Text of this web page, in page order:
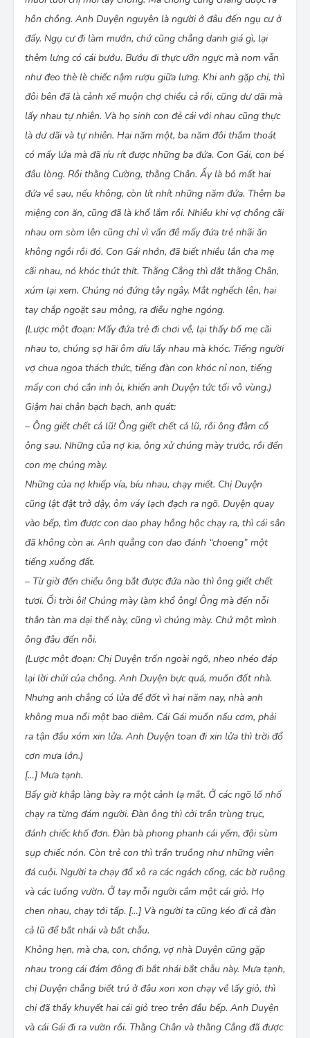
Ông mà đến nỗi thân tàn ma dại thế này, cũng vì
chúng mày. Chứ một mình ông đâu đến nỗi.
(Lược một đoạn: Chị Duyện trốn ngoài ngõ, nheo
nhéo đáp lại lời chửi của chồng. Anh Duyện bực
quá, muốn đốt nhà. Nhưng anh chẳng có lửa để
đốt vì hai năm nay, nhà anh không mua nổi một
bao diêm. Cái Gái muốn nấu cơm, phải ra tận
đầu xóm xin lửa. Anh Duyện toan đi xin lửa thì
trời đổ cơn mưa lớn.)
[…] Mưa tạnh.
Bấy giờ khắp làng bày ra một cảnh lạ mắt. Ở các
ngõ lố nhố chạy ra từng đám người. Ðàn ông thì
cởi trần trùng trục, đánh chiếc khố đơn. Ðàn bà
phong phanh cái yếm, đội sùm sụp chiếc nón.
Còn trẻ con thì trần truồng như những viên đá
cuội. Người ta chạy đổ xô ra các ngách cống, các
bờ ruộng và các luống vườn. Ở tay mỗi người
cầm một cái giỏ. Họ chen nhau, chạy tới tấp. […]
Và người ta cũng kéo đi cả đàn cả lũ để bắt nhái
và bắt chẫu.
Không hẹn, mà cha, con, chồng, vợ nhà Duyện
cũng gặp nhau trong cái đám đông đi bắt nhái
bắt chẫu này. Mưa tạnh, chị Duyện chẳng biết trú
ở đâu xon xon chạy về lấy giỏ, thì chị đã thấy
khuyết hai cái giỏ treo trên đầu bếp. Anh Duyện
và cái Gái đi ra vườn rồi. Thằng Chân và thằng
Cẳng đã được con bé nhốt cẩn thận vào gầm
phản, bốn bề chắn gỗ kín đáo. Hai đứa trẻ loanh
quanh cứ bò lấp ló như hai con chó con. Chị và bố
chúng đi bắt nhái. Anh Duyện đã quên giận vợ,
nghĩ đến bữa cơm chiều nhiều hơn. Bữa cơm mà
cái thịt nhái nướng thơm phức, chấm với muối ớt,
nhai giòn rau ráu, ngon tuyệt.
Chị Duyện cung cúc vác giỏ chạy. Người ta đã đổ
ra nhiều quá không bắt mau, hết mất. Chị gặp
chồng. Cái thằng phải gió đó chịu khó vồ nhái ra
dáng. Mặt nó không sưng sỉa lên nữa. Ấy vậy mà
lúc nãy nó đã hùng hổ định giết con, giết vợ và
đốt nhà.
Chị Duyện gặp cái Gái. Nó giơ giỏ lên khoe với u.
Cái giỏ đã được lưng lửng. Ở trong, nhái xô nhau
oe oé. Con Gái nhe hai hàm răng sún đen xỉn,
cười toét. Rồi nó lại vác giỏ xuống một vệ ao gần
đấy. Trong khi mẹ nó tất tả đi ra miệt đầu đình.
Gái rón rén bước. Nó vạch xem từng ngọn cỏ.
Những cây cỏ nước xanh om, vươn cao ngọn, lòa
xòa cứa vào người, khiến nó ngứa ngáy khó chịu.
Nhưng mỗi lần túm hoặc vồ được một chú nhái
bẻ gẫy hai chân sau bỏ tót vào giỏ, thì nó lại cười
tủm một mình. Nó lần theo vệ ao, khuất sau mấy
rặng dứa dại lởm chởm. Nhái nhẩy lõm bõm
xuống nước. Những chòm dứa xòe những cẳng
tay gai góc ra xung quanh.
(Lược một đoạn: Cuộc bắt nhái đã vãn, ai về nhà
nấy. Vợ chồng Duyện cũng đã về nhà nhưng chưa
thấy cái Gái về. Chị Duyện liền bảo chồng đi tìm.)
Anh Duyện lội xuống bờ ao nhà ông cả Tràng, về
phía có nhiều cây dứa dại, thì anh trông thấy cái
Gái. Nhưng anh thấy cái Gái nằm gục trên cỏ, hai
tay ôm khư khư cái giỏ nhái. Lưng nó trần xám
ngắt. Chân tay nó co queo lại. Vừa lúc ấy, miệng
nó ngoáp ngoáp mấy cái; đôi mắt lộn lòng trắng
lên mấy lần rồi nhắm hẳn. Chân tay nó duỗi ra.
Con bé giẫy chết rồi.
Người bố nhìn đứa con giẫy chết rú lên một tiếng
quái gở. Tuy cuống lắm, nhưng anh cũng còn nhìn
thấy ở ngay bên vệ ao trên lớp bùn phẳng mới
nguyên một lối bò dài như cái sào lúa còn hằn lại.
Duyện cúi lay xác con bé. Anh nghĩ chợt rằng bấy
lâu nó vào cửa vợ chồng anh, cực khổ trăm
đường. Trong người nó có bao nhiêu xương sườn
hồn chồng. Anh Duyện nguyên là người ở đâu đến ngụ cư ở
đấy. Ngụ cư đi làm mướn, chứ cũng chẳng danh giá gì, lại
thêm lưng có cái bướu. Bướu đi thực ưỡn ngực mà nom vẫn
như đeo thè lè chiếc nậm rượu giữa lưng. Khi anh gặp chị, thì
đôi bên đã là cảnh xế muộn chợ chiều cả rồi, cũng dư dãi mà
lấy nhau tự nhiên. Và họ sinh con đẻ cái với nhau cũng thực
là dư dãi và tự nhiên. Hai năm một, ba năm đôi thắm thoát
có mấy lứa mà đã ríu rít được những ba đứa. Con Gái, con bé
đầu lòng. Rồi thằng Cường, thằng Chân. Ấy là bỏ mất hai
đứa về sau, nếu không, còn lít nhít những năm đứa. Thêm ba
miệng con ăn, cũng đã là khổ lắm rồi. Nhiều khi vợ chồng cãi
nhau om sòm lên cũng chỉ vì vấn đề mấy đứa trẻ nhãi ăn
không ngồi rồi đó. Con Gái nhớn, đã biết nhiều lần cha mẹ
cãi nhau, nó khóc thút thít. Thằng Cẳng thì dắt thằng Chân,
xúm lại xem. Chúng nó đứng tây ngây. Mắt nghếch lên, hai
tay chắp ngoặt sau mông, ra điều nghe ngóng.
(Lược một đoạn: Mấy đứa trẻ đi chơi về, lại thấy bố mẹ cãi
nhau to, chúng sợ hãi ôm díu lấy nhau mà khóc. Tiếng người
vợ chua ngoa thách thức, tiếng đàn con khóc nỉ non, tiếng
mấy con chó cắn inh ỏi, khiến anh Duyện tức tối vô vùng.)
Giậm hai chân bạch bạch, anh quát:
– Ông giết chết cả lũ! Ông giết chết cả lũ, rồi ông đâm cổ
ông sau. Những của nợ kia, ông xử chúng mày trước, rồi đến
con mẹ chúng mày.
Những của nợ khiếp vía, bíu nhau, chạy miết. Chị Duyện
cũng lật đật trở dậy, ôm váy lạch đạch ra ngõ. Duyện quay
vào bếp, tìm được con dao phay hồng hộc chạy ra, thì cái sân
đã không còn ai. Anh quẳng con dao đánh “choeng” một
tiếng xuống đất.
– Từ giờ đến chiều ông bắt được đứa nào thì ông giết chết
tươi. Ối trời ôi! Chúng mày làm khổ ông! Ông mà đến nỗi
thân tàn ma dại thế này, cũng vì chúng mày. Chứ một mình
ông đâu đến nỗi.
(Lược một đoạn: Chị Duyện trốn ngoài ngõ, nheo nhéo đáp
lại lời chửi của chồng. Anh Duyện bực quá, muốn đốt nhà.
Nhưng anh chẳng có lửa để đốt vì hai năm nay, nhà anh
không mua nổi một bao diêm. Cái Gái muốn nấu cơm, phải
ra tận đầu xóm xin lửa. Anh Duyện toan đi xin lửa thì trời đổ
cơn mưa lớn.)
[…] Mưa tạnh.
Bấy giờ khắp làng bày ra một cảnh lạ mắt. Ở các ngõ lố nhố
chạy ra từng đám người. Ðàn ông thì cởi trần trùng trục,
đánh chiếc khố đơn. Ðàn bà phong phanh cái yếm, đội sùm
sụp chiếc nón. Còn trẻ con thì trần truồng như những viên
đá cuội. Người ta chạy đổ xô ra các ngách cống, các bờ ruộng
và các luống vườn. Ở tay mỗi người cầm một cái giỏ. Họ
chen nhau, chạy tới tấp. […] Và người ta cũng kéo đi cả đàn
cả lũ để bắt nhái và bắt chẫu.
Không hẹn, mà cha, con, chồng, vợ nhà Duyện cũng gặp
nhau trong cái đám đông đi bắt nhái bắt chẫu này. Mưa tạnh,
chị Duyện chẳng biết trú ở đâu xon xon chạy về lấy giỏ, thì
chị đã thấy khuyết hai cái giỏ treo trên đầu bếp. Anh Duyện
và cái Gái đi ra vườn rồi. Thằng Chân và thằng Cẳng đã được